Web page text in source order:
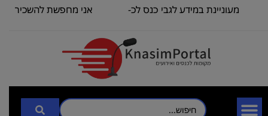
מעוניינת במידע לגבי כנס לכ-
אני מחפשת להשכיר אולם/